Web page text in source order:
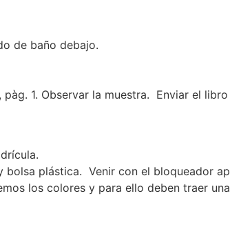
de baño debajo.
1. Observar la muestra. Enviar el libro
bolsa plástica. Venir con el bloqueador
los colores y para ello deben traer